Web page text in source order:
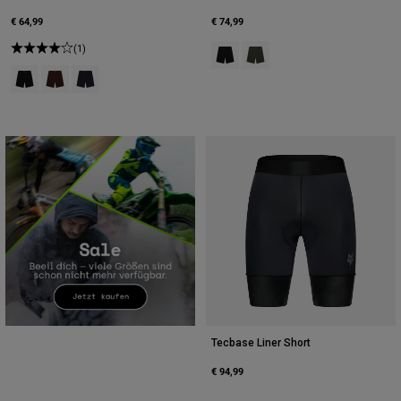
€ 64,99
(1)
Product swatch type of Schwarz.
Product swatch type of Kakaobraun.
Product swatch type of Mitternachtsblau.
€ 74,99
Product swatch type of Schwarz.
Product swatch type of
Tecbase Liner Short
€ 94,99